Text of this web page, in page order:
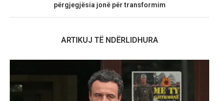
përgjegjësia jonë për transformim
ARTIKUJ TË NDËRLIDHURA